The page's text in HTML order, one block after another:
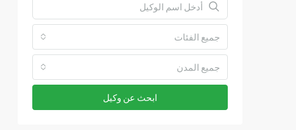
جميع الفئات
جميع المدن
ابحث عن وكيل